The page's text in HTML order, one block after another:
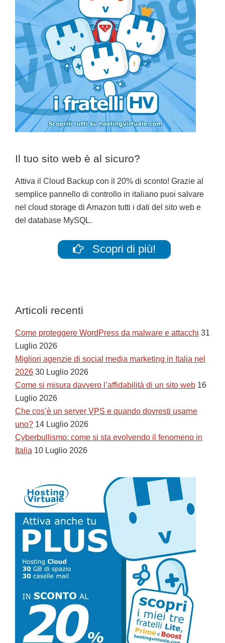
Il tuo sito web è al sicuro?
Attiva il Cloud Backup con il 20% di sconto! Grazie al
semplice pannello di controllo in italiano puoi salvare
nel cloud storage di Amazon tutti i dati del sito web e
del database MySQL.
Scopri di più!
Articoli recenti
Come proteggere WordPress da malware e attacchi 31
Luglio 2026
Migliori agenzie di social media marketing in Italia nel
2026 30 Luglio 2026
Come si misura davvero l’affidabilità di un sito web 16
Luglio 2026
Che cos’è un server VPS e quando dovresti usarne
uno? 14 Luglio 2026
Cyberbullismo: come si sta evolvendo il fenomeno in
Italia 10 Luglio 2026